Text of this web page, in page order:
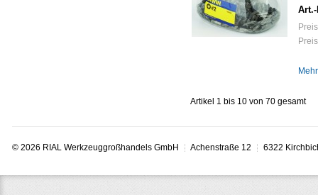
Art.-
Artikel 1 bis 10 von 70 gesamt
© 2026 RIAL Werkzeuggroßhandels GmbH Achenstraße 12 6322